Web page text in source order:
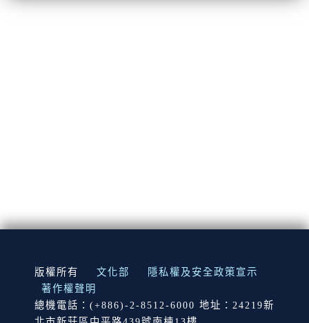
:::
版權所有 文化部
隱私權及安全政策宣示
著作權聲明
總機電話：(+886)-2-8512-6000 地址：24219新